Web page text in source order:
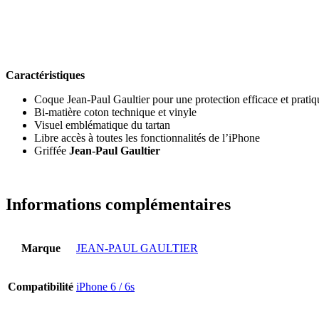
Caractéristiques
Coque Jean-Paul Gaultier pour une protection efficace et
Bi-matière coton technique et vinyle
Visuel emblématique du tartan
Libre accès à toutes les fonctionnalités de l’iPhone
Griffée Jean-Paul Gaultier
Informations complémentaires
Marque JEAN-PAUL GAULTIER
Compatibilité iPhone 6 / 6s